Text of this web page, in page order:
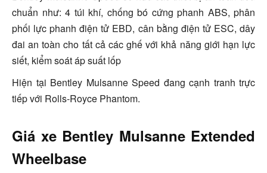
chuẩn như: 4 túi khí, chống bó cứng phanh ABS, phân
phối lực phanh điện tử EBD, cân bằng điện tử ESC, dây
đai an toàn cho tất cả các ghế với khả năng giới hạn lực
siết, kiểm soát áp suất lốp
Hiện tại Bentley Mulsanne Speed đang cạnh tranh trực
tiếp với Rolls-Royce Phantom.
Giá xe Bentley Mulsanne Extended
Wheelbase